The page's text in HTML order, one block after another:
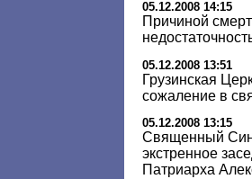
05.12.2008 14:15
Причиной
05.12.2008 13:51
Грузинская
сожаление в
05.12.2008 13:15
Священный
экстренное
Патриарха